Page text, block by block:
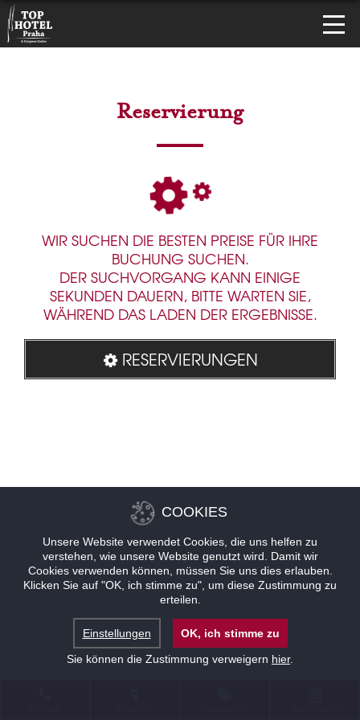
Reservierung
WIR SUCHEN DIE BESTEN PREISE FÜR IHRE
BUCHUNG SUCHEN.
DER SUCHVORGANG KANN EINIGE
SEKUNDEN DAUERN, BITTE WARTEN SIE,
WÄHREND DAS LADEN DER ERGEBNISSE.
RESERVIERUNGEN
COOKIES
Unsere Website verwendet Cookies, die uns helfen zu
verstehen, wie unsere Website genutzt wird. Damit wir
Cookies verwenden können, müssen Sie uns dies erlauben.
Klicken Sie auf "OK, ich stimme zu", um diese Zustimmung zu
erteilen.
Einstellungen
OK, ich stimme zu
Sie können die Zustimmung verweigern hier.